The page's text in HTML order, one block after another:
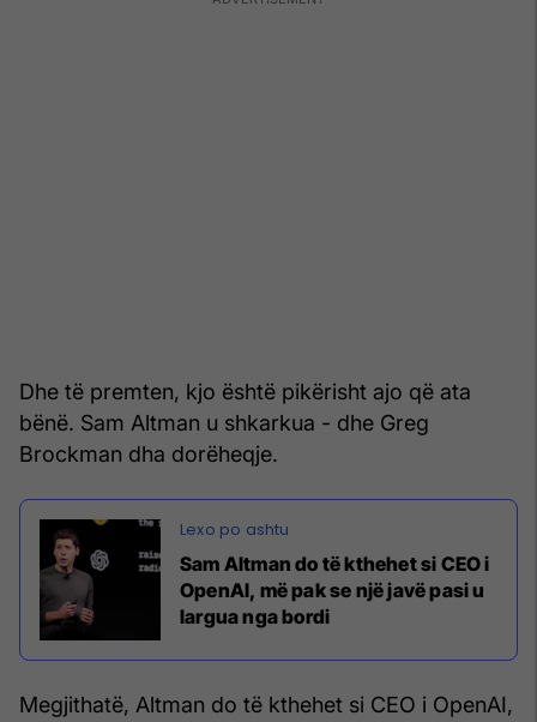
Dhe të premten, kjo është pikërisht ajo që ata
bënë. Sam Altman u shkarkua - dhe Greg
Brockman dha dorëheqje.
Sam Altman do të kthehet si CEO i
OpenAI, më pak se një javë pasi u
largua nga bordi
Megjithatë, Altman do të kthehet si CEO i OpenAI,